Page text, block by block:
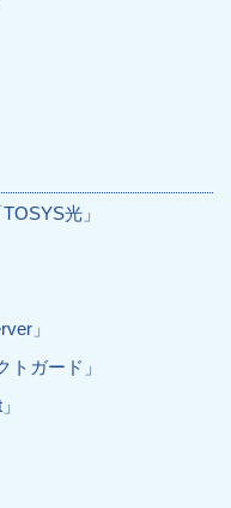
光」
」
ガード」